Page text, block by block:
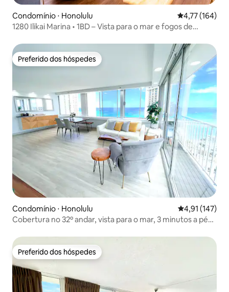
Condomínio ⋅ Honolulu 4,77 de uma
4,77 (164)
1280 Ilikai Marina • 1BD – Vista para o mar e fogos de
Preferido dos hóspedes
Preferido dos hóspedes
Condomínio ⋅ Honolulu 4,91 de uma
4,91 (147)
Cobertura no 32º andar, vista para o mar, 3 minutos a pé
Preferido dos hóspedes
Preferido dos hóspedes